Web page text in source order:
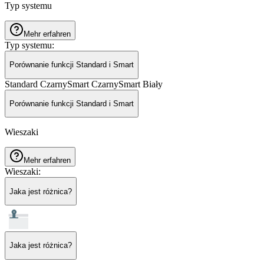
Typ systemu
Mehr erfahren
Typ systemu:
Porównanie funkcji Standard i Smart
Standard CzarnySmart CzarnySmart Biały
Porównanie funkcji Standard i Smart
Wieszaki
Mehr erfahren
Wieszaki:
Jaka jest różnica?
Jaka jest różnica?